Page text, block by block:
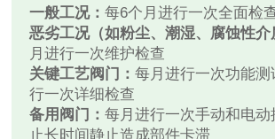
一般工况：每6个月进行一次全面检
恶劣工况（如粉尘、潮湿、腐蚀性介
月进行一次维护检查
关键工艺阀门：每月进行一次功能
行一次详细检查
备用阀门：每月进行一次手动和电
止长时间静止造成部件卡滞